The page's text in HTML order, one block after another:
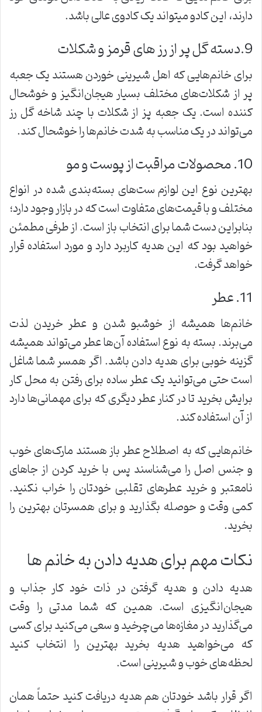
دارند، این کادو میتواند یک کادوی عالی باشد.
9.دسته گل پر از رز های قرمز و شکلات
برای خانم‌هایی که اهل شیرینی خوردن هستند یک جعبه
پر از شکلات‌های مختلف بسیار هیجان‌انگیز و خوشحال
کننده است. یک جعبه پز از شکلات با چند شاخه گل رز
می‌تواند در یک مناسب به شدت خانم‌ها را خوشحال کند.
10. محصولات مراقبت از پوست و مو
بهترین نوع این لوازم ست‌های بسته‌بندی شده در انواع
مختلف و با قیمت‌های متفاوت است که در بازار وجود دارد؛
بنابراین دست شما برای انتخاب باز است. از طرفی مطمئن
خواهید بود که این هدیه کاربرد دارد و مورد استفاده قرار
خواهد گرفت.
11. عطر
خانم‌ها همیشه از خوشبو شدن و عطر خریدن لذت
می‌برند. بسته به نوع استفاده آن‌ها عطر می‌تواند همیشه
گزینه خوبی برای هدیه دادن باشد. اگر همسر شما شاغل
است حتی می‌توانید یک عطر ساده برای رفتن به محل کار
برایش بخرید تا در کنار عطر دیگری که برای مهمانی‌ها دارد
از آن استفاده کند.
خانم‌هایی که به اصطلاح عطر باز هستند مارک‌های خوب
و جنس اصل را می‌شناسند پس با خرید کردن از جا‌های
نامعتبر و خرید عطر‌های تقلبی خودتان را خراب نکنید.
کمی وقت و حوصله بگذارید و برای همسرتان بهترین را
بخرید.
نکات مهم برای هدیه دادن به خانم ها
هدیه دادن و هدیه گرفتن در ذات خود کار جذاب و
هیجان‌انگیزی است. همین که شما مدتی را وقت
می‌گذارید در مغازه‌ها می‌چرخید و سعی می‌کنید برای کسی
که می‌خواهید هدیه بخرید بهترین را انتخاب کنید
لحظه‌های خوب و شیرینی است.
اگر قرار باشد خودتان هم هدیه دریافت کنید حتماً همان